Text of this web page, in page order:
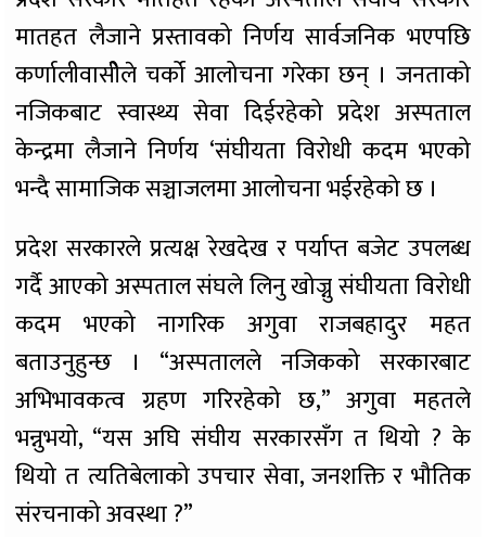
मातहत लैजाने प्रस्तावको निर्णय सार्वजनिक भएपछि
कर्णालीवासीेले चर्को आलोचना गरेका छन् । जनताको
नजिकबाट स्वास्थ्य सेवा दिईरहेको प्रदेश अस्पताल
केन्द्रमा लैजाने निर्णय ‘संघीयता विरोधी कदम भएको
भन्दै सामाजिक सञ्चाजलमा आलोचना भईरहेको छ ।
प्रदेश सरकारले प्रत्यक्ष रेखदेख र पर्याप्त बजेट उपलब्ध
गर्दै आएको अस्पताल संघले लिनु खोज्नु संघीयता विरोधी
कदम भएको नागरिक अगुवा राजबहादुर महत
बताउनुहुन्छ । “अस्पतालले नजिकको सरकारबाट
अभिभावकत्व ग्रहण गरिरहेको छ,” अगुवा महतले
भन्नुभयो, “यस अघि संघीय सरकारसँग त थियो ? के
थियो त त्यतिबेलाको उपचार सेवा, जनशक्ति र भौतिक
संरचनाको अवस्था ?”